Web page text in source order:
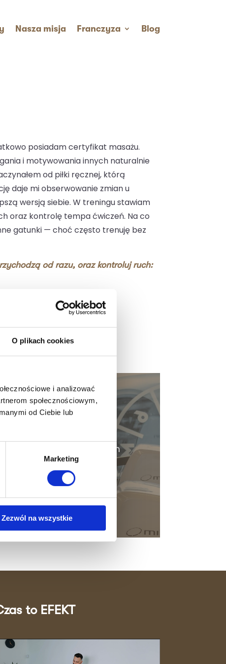
O plikach cookies
i analizować
społecznościowym,
od Ciebie lub
Marketing
Zezwól na wszystkie
Nasza misja Franczyza Blog
posiadam certyfikat masażu.
i motywowania innych naturalnie
od piłki ręcznej, którą
daje mi obserwowanie zmian u
wersją siebie. W treningu stawiam
oraz kontrolę tempa ćwiczeń. Na co
gatunki — choć często trenuję bez
od razu, oraz kontroluj ruch:
z naszym doświadczonym
to EFEKT